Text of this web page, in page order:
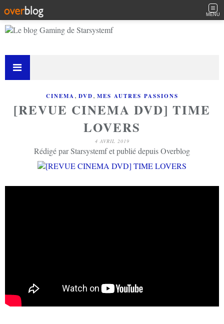
MENU
CINEMA, DVD, MES AUTRES PASSIONS
[REVUE CINEMA DVD] TIME
LOVERS
4 AVRIL 2019
Rédigé par Starsystemf et publié depuis Overblog